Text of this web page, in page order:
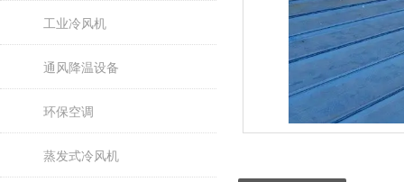
工业冷风机
通风降温设备
环保空调
蒸发式冷风机